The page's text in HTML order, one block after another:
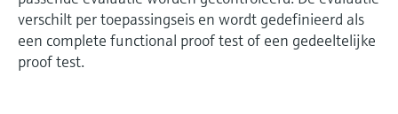
verschilt per toepassingseis en wordt gedefinieerd als
een complete functional proof test of een gedeeltelijke
proof test.